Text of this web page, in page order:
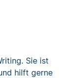
Sie ist
hilft gerne